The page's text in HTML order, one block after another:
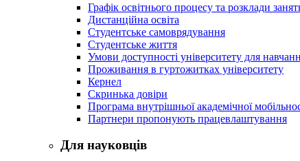
Графік освітнього процесу та розклади
Дистанційна освіта
Студентське самоврядування
Студентське життя
Умови доступності університету для
Проживання в гуртожитках університету
Кернел
Скринька довіри
Програма внутрішньої академічної
Партнери пропонують працевлаштування
Для науковців